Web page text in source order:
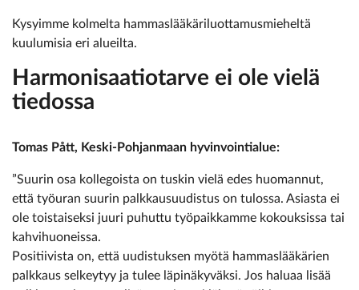
Kysyimme kolmelta hammaslääkäriluottamusmieheltä
kuulumisia eri alueilta.
Harmonisaatiotarve ei ole vielä
tiedossa
Tomas Pått, Keski-Pohjanmaan hyvinvointialue:
”Suurin osa kollegoista on tuskin vielä edes huomannut,
että työuran suurin palkkausuudistus on tulossa. Asiasta ei
ole toistaiseksi juuri puhuttu työpaikkamme kokouksissa tai
kahvihuoneissa.
Positiivista on, että uudistuksen myötä hammaslääkärien
palkkaus selkeytyy ja tulee läpinäkyväksi. Jos haluaa lisää